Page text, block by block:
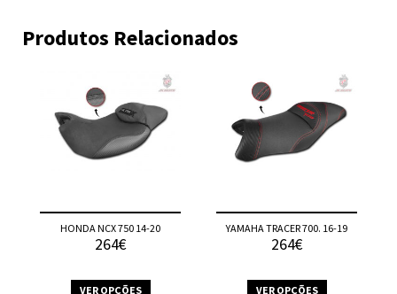
Produtos Relacionados
HONDA NCX 750 14-20
264€
VER OPÇÕES
YAMAHA TRACER 700. 16-19
264€
VER OPÇÕES